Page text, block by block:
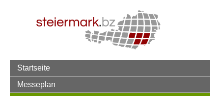
Startseite
Messeplan